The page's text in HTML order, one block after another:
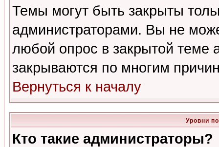
Темы могут быть закрыты
администраторами. Вы не
любой опрос в закрытой теме
закрываются по многим
Вернуться к началу
Уровни
Кто такие администраторы?